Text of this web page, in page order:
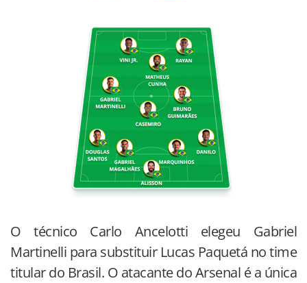
O técnico Carlo Ancelotti elegeu Gabriel
Martinelli para substituir Lucas Paquetá no time
titular do Brasil. O atacante do Arsenal é a única